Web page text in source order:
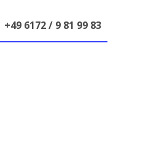
+49 6172 / 9 81 99 83